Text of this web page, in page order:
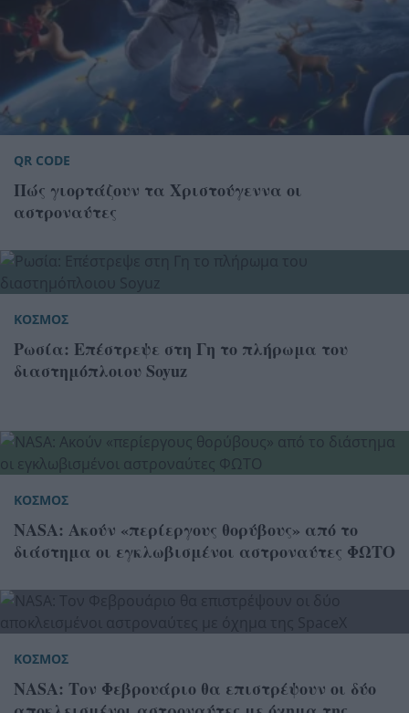
QR CODE
Πώς γιορτάζουν τα Χριστούγεννα οι
αστροναύτες
ΚΟΣΜΟΣ
Ρωσία: Επέστρεψε στη Γη το πλήρωμα του
διαστημόπλοιου Soyuz
ΚΟΣΜΟΣ
NASA: Ακούν «περίεργους θορύβους» από το
διάστημα οι εγκλωβισμένοι αστροναύτες ΦΩΤΟ
ΚΟΣΜΟΣ
NASA: Τον Φεβρουάριο θα επιστρέψουν οι δύο